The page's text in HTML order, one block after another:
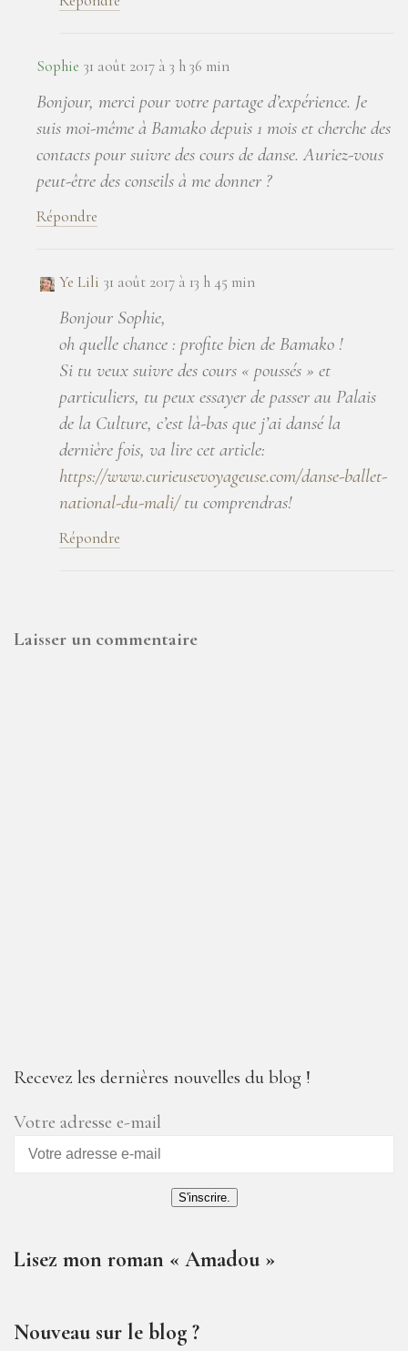
Sophie 31 août 2017 à 3 h 36 min
Bonjour, merci pour votre partage d’expérience. Je
suis moi-même à Bamako depuis 1 mois et cherche des
contacts pour suivre des cours de danse. Auriez-vous
peut-être des conseils à me donner ?
Répondre
Ye Lili 31 août 2017 à 13 h 45 min
Bonjour Sophie,
oh quelle chance : profite bien de Bamako !
Si tu veux suivre des cours « poussés » et
particuliers, tu peux essayer de passer au Palais
de la Culture, c’est là-bas que j’ai dansé la
dernière fois, va lire cet article:
https://www.curieusevoyageuse.com/danse-ballet-
national-du-mali/tu comprendras!
Répondre
Laisser un commentaire
Recevez les dernières nouvelles du blog !
Votre adresse e-mail
S'inscrire.
Lisez mon roman « Amadou »
Nouveau sur le blog ?